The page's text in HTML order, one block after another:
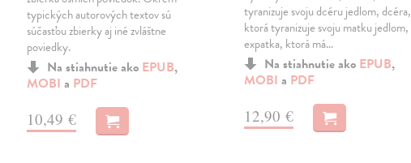
typických autorových textov sú
súčasťou zbierky aj iné zvláštne
poviedky.
Na stiahnutie ako EPUB,
MOBI a PDF
10,49 €
tyranizuje svoju dcéru jedlom, dcéra,
ktorá tyranizuje svoju matku jedlom,
expatka, ktorá má…
Na stiahnutie ako EPUB,
MOBI a PDF
12,90 €